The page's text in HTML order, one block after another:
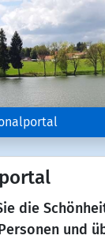
die
und